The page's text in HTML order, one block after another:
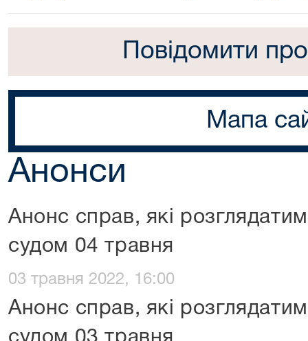
Повідомити
Мапа
Анонси
Анонс справ, які
судом 04 травня
03 травня 2022, 16:00
Анонс справ, які